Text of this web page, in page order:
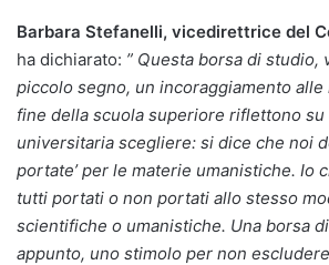
Barbara Stefanelli, vicedirettrice del
ha dichiarato: ” Questa borsa di studio,
piccolo segno, un incoraggiamento alle
fine della scuola superiore riflettono
universitaria scegliere: si dice che noi
portate’ per le materie umanistiche. Io
tutti portati o non portati allo stesso
scientifiche o umanistiche. Una borsa
appunto, uno stimolo per non